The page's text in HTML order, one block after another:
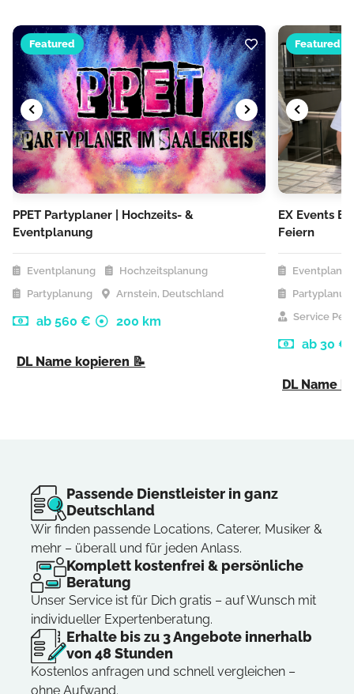
Featured
PPET Partyplaner | Hochzeits- &
Eventplanung
Eventplanung
Hochzeitsplanung
Partyplanung
Arnstein, Deutschland
ab 560 € 200 km
DL Name kopieren 📝
Featured
EX Events
Feiern
Service
ab 30 €
DL Name
Passende Dienstleister in ganz
Deutschland
Wir finden passende Locations, Caterer, Musiker &
mehr – überall und für jeden Anlass.
Komplett kostenfrei & persönliche
Beratung
Unser Service ist für Dich gratis – auf Wunsch mit
individueller Expertenberatung.
Erhalte bis zu 3 Angebote innerhalb
von 48 Stunden
Kostenlos anfragen und schnell vergleichen –
ohne Aufwand.